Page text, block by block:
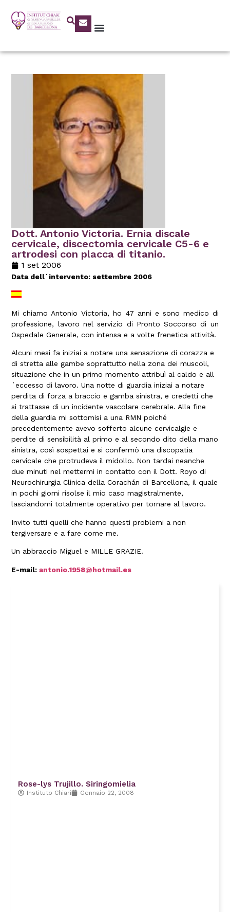
Dott. Antonio Victoria. Ernia discale
cervicale, discectomia cervicale C5-6 e
artrodesi con placca di titanio.
1 set 2006
Data dell´intervento: settembre 2006
Mi chiamo Antonio Victoria, ho 47 anni e sono medico di
professione, lavoro nel servizio di Pronto Soccorso di un
Ospedale Generale, con intensa e a volte frenetica attività.
Alcuni mesi fa iniziai a notare una sensazione di corazza e
di stretta alle gambe soprattutto nella zona dei muscoli,
situazione che in un primo momento attribuì al caldo e all
´eccesso di lavoro. Una notte di guardia iniziai a notare
perdita di forza a braccio e gamba sinistra, e credetti che
si trattasse di un incidente vascolare cerebrale. Alla fine
della guardia mi sottomisi a una RMN poiché
precedentemente avevo sofferto alcune cervicalgìe e
perdite di sensibilità al primo e al secondo dito della mano
sinistra, così sospettai e si confermò una discopatìa
cervicale che protrudeva il midollo. Non tardai neanche
due minuti nel mettermi in contatto con il Dott. Royo di
Neurochirurgia Clinica della Corachán di Barcellona, il quale
in pochi giorni risolse il mio caso magistralmente,
lasciandomi totalmente operativo per tornare al lavoro.
Invito tutti quelli che hanno questi problemi a non
tergiversare e a fare come me.
Un abbraccio Miguel e MILLE GRAZIE.
E-mail:antonio.1958@hotmail.es
Rose-lys Trujillo. Siringomielia
Instituto Chiari Gennaio 22, 2008